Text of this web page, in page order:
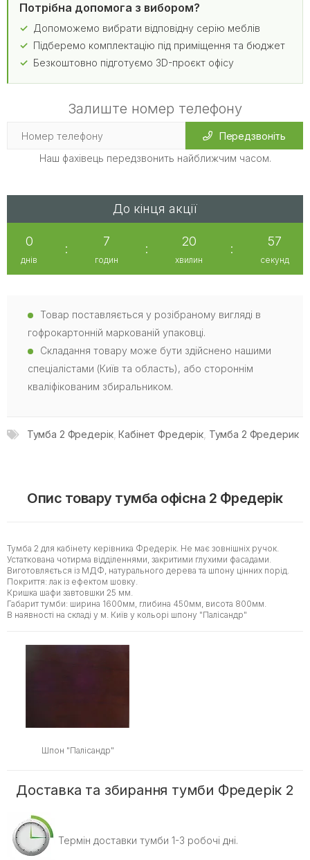
Потрібна допомога з вибором?
Допоможемо вибрати відповідну серію меблів
Підберемо комплектацію під приміщення та бюджет
Безкоштовно підготуємо 3D-проєкт офісу
Залиште номер телефону
Передзвоніть
Наш фахівець передзвонить найближчим часом.
До кінця акції
0
днів
:
7
годин
:
20
хвилин
:
56
секунд
Товар поставляється у розібраному вигляді в
гофрокартонній маркованій упаковці.
Складання товару може бути здійснено нашими
спеціалістами (Київ та область), або стороннім
кваліфікованим збиральником.
Тумба 2 Фредерік,Кабінет Фредерік Тумба 2 Фредерик
Опис товару тумба офісна 2 Фредерік
Тумба 2 для кабінету керівника Фредерік. Не має зовнішніх ручок.
Устаткована чотирма відділеннями, закритими глухими фасадами.
Виготовляється із МДФ, натурального дерева та шпону цінних порід.
Покриття: лак із ефектом шовку.
Кришка шафи завтовшки 25 мм.
Габарит тумби: ширина 1600мм, глибина 450мм, висота 800мм.
В наявності на складі у м. Київ у кольорі шпону "Палісандр"
Шпон "Палісандр"
Доставка та збирання тумби Фредерік 2
Термін доставки тумби 1-3 робочі дні.